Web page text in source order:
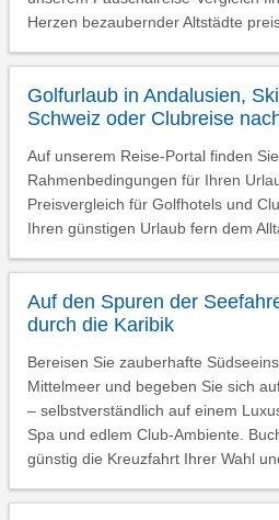
Herzen bezaubernder Altstädte
Golfurlaub in Andalusien,
Schweiz oder Clubreise
Auf unserem Reise-Portal finden
Rahmenbedingungen für Ihren
Preisvergleich für Golfhotels und
Ihren günstigen Urlaub fern dem
Auf den Spuren der
durch die Karibik
Bereisen Sie zauberhafte
Mittelmeer und begeben Sie sich
– selbstverständlich auf einem
Spa und edlem Club-Ambiente.
günstig die Kreuzfahrt Ihrer Wahl